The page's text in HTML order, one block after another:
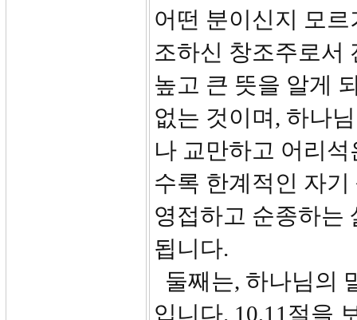
어떤 분이신지 모
조하신 창조주로서
높고 큰 뜻을 알게
없는 것이며, 하나
나 교만하고 어리
수록 한계적인 자
영접하고 순종하는
됩니다.
둘째는, 하나님의
입니다. 10,11절을